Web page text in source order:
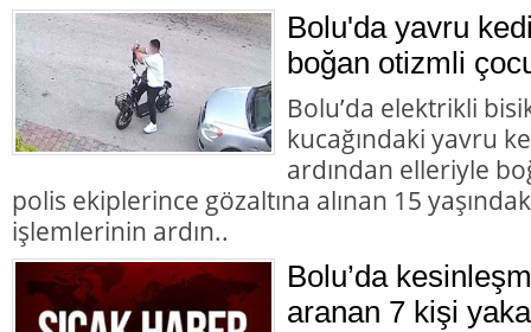
Bolu'da yavru
boğan otizmli
Bolu’da elektrikli
kucağındaki yavru
ardından elleriyle
polis ekiplerince gözaltına alınan 15
işlemlerinin ardın..
Bolu’da
aranan 7 kişi